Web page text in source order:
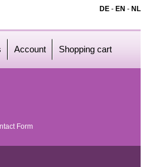
DE- EN - NL
Account Shopping cart
Form